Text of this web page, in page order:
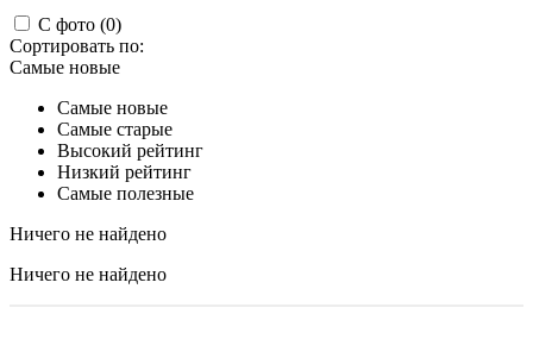
С фото (0)
Сортировать по:
Самые новые
Самые новые
Самые старые
Высокий рейтинг
Низкий рейтинг
Самые полезные
Ничего не найдено
Ничего не найдено